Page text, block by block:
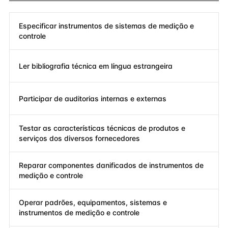
Especificar instrumentos de sistemas de medição e
controle
Ler bibliografia técnica em língua estrangeira
Participar de auditorias internas e externas
Testar as características técnicas de produtos e
serviços dos diversos fornecedores
Reparar componentes danificados de instrumentos de
medição e controle
Operar padrões, equipamentos, sistemas e
instrumentos de medição e controle